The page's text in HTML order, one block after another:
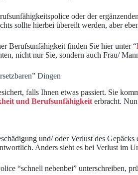
oder der
sollte hierbei übereilt werden, aber
Berufsunfähigkeit finden Sie hier unter “
nicht nur Sie, sondern auch Frau/
Dingen
falls Ihnen etwas passiert. Sie
und Berufsunfähigkeit erbracht.
und/ oder Verlust des
Anders sieht es bei Verlust im
“schnell nebenbei” unterschreiben,